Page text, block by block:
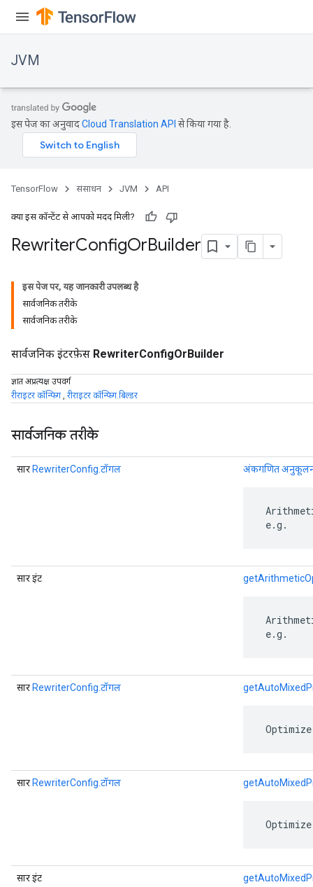
JVM
इस पेज का अनुवादCloud Translation API से किया गया है.
TensorFlow संसाधन JVM API
क्या इस कॉन्टेंट से आपको मदद मिली?
RewriterConfigOrBuilder
इस पेज पर, यह जानकारी उपलब्ध है
सार्वजनिक तरीके
सार्वजनिक तरीके
सार्वजनिक इंटरफ़ेस RewriterConfigOrBuilder
ज्ञात अप्रत्यक्ष उपवर्ग
रीराइटर कॉन्फिग, रीराइटर कॉन्फिग.बिल्डर
सार्वजनिक तरीके
सार RewriterConfig.टॉगल अंकगणित अनुकूलन
e.g.
सार इंट
e.g.
सार RewriterConfig.टॉगल
सार RewriterConfig.टॉगल
सार इंट